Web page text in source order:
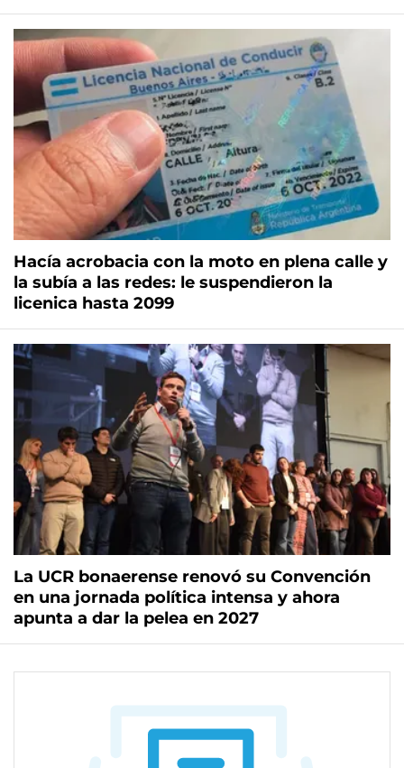
Hacía acrobacia con la moto en plena calle y
la subía a las redes: le suspendieron la
licenica hasta 2099
La UCR bonaerense renovó su Convención
en una jornada política intensa y ahora
apunta a dar la pelea en 2027